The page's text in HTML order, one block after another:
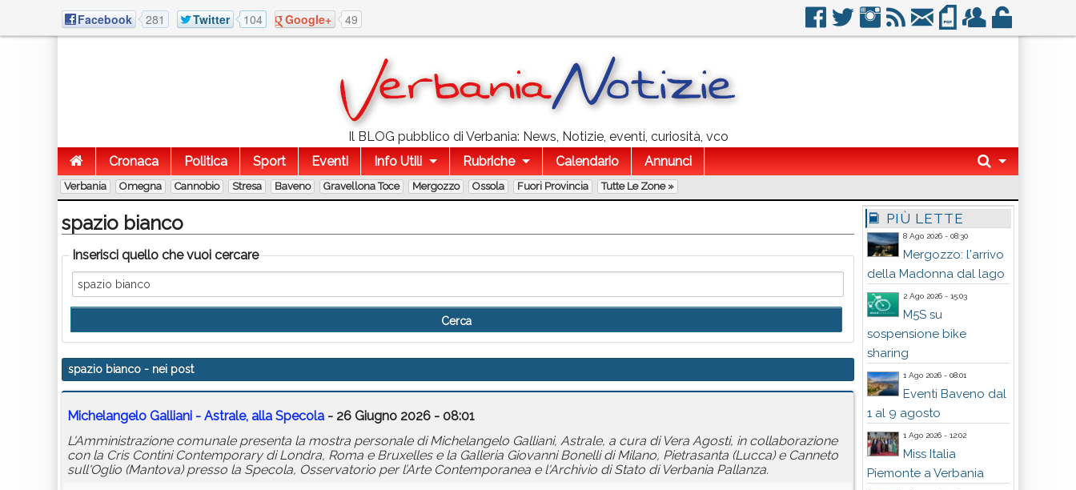
Facebook 281 Twitter 104 Google+ 49
Il BLOG pubblico di Verbania: News, Notizie, eventi, curiosità, vco
Cronaca
Politica Sport Eventi Info Utili Rubriche Calendario Annunci
Verbania Omegna Cannobio Stresa Baveno Gravellona Toce Mergozzo Ossola Fuori Provincia Tutte Le Zone »
spazio bianco
Inserisci quello che vuoi cercare
spazio bianco - nei post
Michelangelo Galliani - Astrale, alla Specola - 26 Giugno 2026 - 08:01
L'Amministrazione comunale presenta la mostra personale di Michelangelo Galliani, Astrale, a cura di Vera Agosti, in collaborazione
con la Cris Contini Contemporary di Londra, Roma e Bruxelles e la Galleria Giovanni Bonelli di Milano, Pietrasanta (Lucca) e Canneto
sull'Oglio (Mantova) presso la Specola, Osservatorio per l’Arte Contemporanea e l'Archivio di Stato di Verbania Pallanza.
PIÙ LETTE
8 Ago 2026 - 08:30
Mergozzo: l'arrivo
della Madonna dal lago
2 Ago 2026 - 15:03
M5S su
sospensione bike
sharing
1 Ago 2026 - 08:01
Eventi Baveno dal
1 al 9 agosto
1 Ago 2026 - 12:02
Miss Italia
Piemonte a Verbania